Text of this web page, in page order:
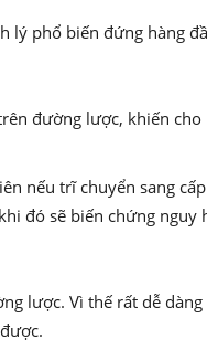
phổ biến đứng hàng
đường lược, khiến
nếu trĩ chuyển sang
đó sẽ biến chứng
lược. Vì thế rất dễ